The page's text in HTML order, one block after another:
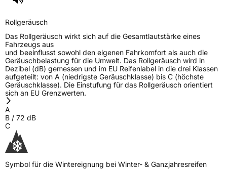
Rollgeräusch
Das Rollgeräusch wirkt sich auf die Gesamtlautstärke eines
Fahrzeugs aus
und beeinflusst sowohl den eigenen Fahrkomfort als auch die
Geräuschbelastung für die Umwelt. Das Rollgeräusch wird in
Dezibel (dB) gemessen und im EU Reifenlabel in die drei Klassen
aufgeteilt: von A (niedrigste Geräuschklasse) bis C (höchste
Geräuschklasse). Die Einstufung für das Rollgeräusch orientiert
sich an EU Grenzwerten.
A
B / 72 dB
C
Symbol für die Wintereignung bei Winter- & Ganzjahresreifen